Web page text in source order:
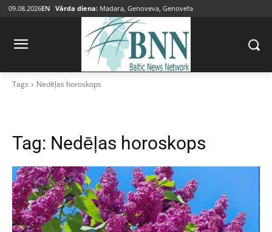
09.08.2026EN Vārda diena: Madara, Genoveva, Genovefa
Tags Nedēļas horoskops
Tag: Nedēļas horoskops